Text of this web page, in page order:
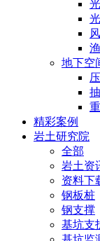
地下空
精彩案例
岩土研究院
全部
岩土资
资料下
钢板桩
钢支撑
基坑支